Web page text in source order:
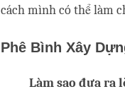
cách mình có thể làm
Phê Bình Xây
Làm sao đưa ra